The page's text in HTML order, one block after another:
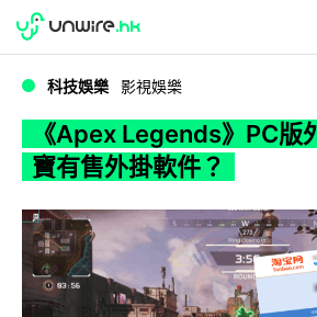
WWDC 2026
科技娛樂 影視娛樂
《Apex Legends》PC
寶有售外掛軟件？